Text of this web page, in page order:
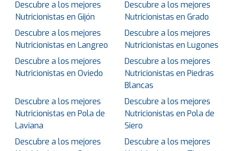
Descubre a los mejores
Nutricionistas en Gijón
Descubre a los mejores
Nutricionistas en Grado
Descubre a los mejores
Nutricionistas en Langreo
Descubre a los mejores
Nutricionistas en Lugones
Descubre a los mejores
Nutricionistas en Oviedo
Descubre a los mejores
Nutricionistas en Piedras
Blancas
Descubre a los mejores
Nutricionistas en Pola de
Laviana
Descubre a los mejores
Nutricionistas en Pola de
Siero
Descubre a los mejores
Descubre a los mejores